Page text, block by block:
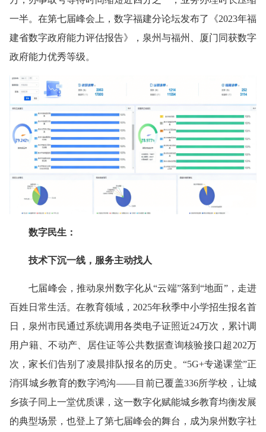
一半。在第七届峰会上，数字福建分论坛发布了《2023年福
建省数字政府能力评估报告》，泉州与福州、厦门同获数字
政府能力优秀等级。
数字民生：
技术下沉一线，服务主动找人
七届峰会，推动泉州数字化从“云端”落到“地面”，走进
百姓日常生活。在教育领域，2025年秋季中小学招生报名首
日，泉州市民通过系统调用各类电子证照近24万次，累计调
用户籍、不动产、居住证等公共数据查询核验接口超202万
次，家长们告别了凌晨排队报名的历史。“5G+专递课堂”正
消弭城乡教育的数字鸿沟——目前已覆盖336所学校，让城
乡孩子同上一堂优质课，这一数字化赋能城乡教育均衡发展
的典型场景，也登上了第七届峰会的舞台，成为泉州数字社